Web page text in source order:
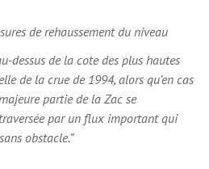
de rehaussement du niveau
dessus de la cote des plus hautes
de la crue de 1994, alors qu’en cas
partie de la Zac se
par un flux important qui
obstacle.”